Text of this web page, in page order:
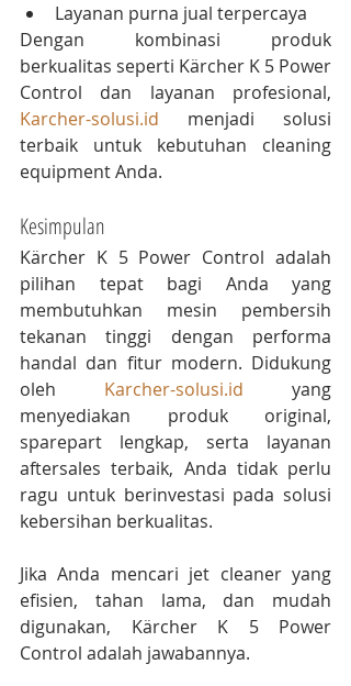
Layanan purna jual terpercaya
Dengan kombinasi produk
berkualitas seperti Kärcher K 5 Power
Karcher-solusi.id menjadi solusi
terbaik untuk kebutuhan cleaning
equipment Anda.
Kesimpulan
Kärcher K 5 Power Control adalah
pilihan tepat bagi Anda yang
membutuhkan mesin pembersih
tekanan tinggi dengan performa
handal dan fitur modern. Didukung
oleh Karcher-solusi.id yang
menyediakan produk original,
sparepart lengkap, serta layanan
aftersales terbaik, Anda tidak perlu
ragu untuk berinvestasi pada solusi
kebersihan berkualitas.
Jika Anda mencari jet cleaner yang
efisien, tahan lama, dan mudah
digunakan, Kärcher K 5 Power
Control adalah jawabannya.